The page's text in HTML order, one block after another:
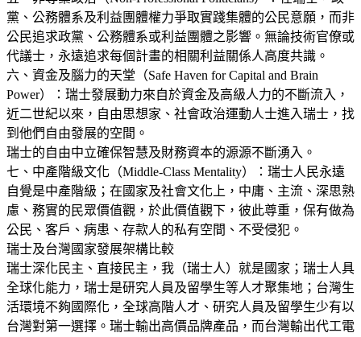
黨、公務體系及利益團體權力爭取實踐集體的公民意願，而非
公民追求政黨、公務體系或利益團體之影響。無論技術官僚或
代議士，永遠追求每個計畫的相關利益關係人高度共識。
六、資金及腦力的天堂（Safe Haven for Capital and Brain
Power）：瑞士發展動力來自於資金及高級人力的不斷流入，
近二世紀以來，自由思想家、社會政治運動人士進入瑞士，找
到他們自由發展的空間。
瑞士的自由中立確保智慧及財務資本的源源不斷湧入。
七、中產階級文化（Middle-Class Mentality）：瑞士人民永遠
自覺是中產階級；在國家及社會文化上，中庸、主流、深思熟
慮、務實的民眾價值觀，於此價值觀下，彼此尊重，保有做為
公民、客戶、病患、存款人的私有空間、不受侵犯。
瑞士及台灣國家發展架構比較
瑞士深化民主、直接民主，我（瑞士人）就是國家；瑞士人具
全球化能力，瑞士是研究人員及留學生等人才聚集地；台灣生
活環境不夠國際化，全球高階人才、研究人員及留學生少有以
台灣對第一選擇。瑞士輸出高價品牌產品，而台灣輸出代工電